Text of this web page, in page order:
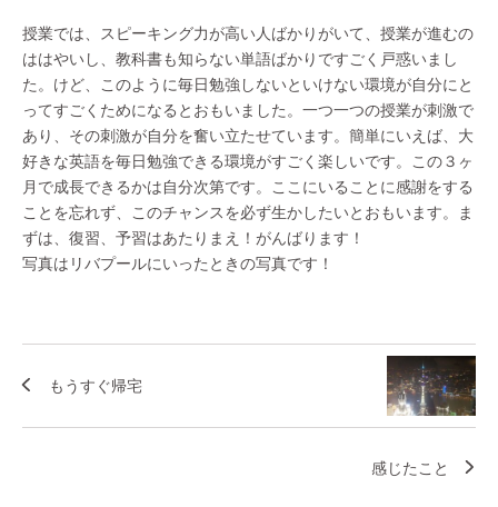
授業では、スピーキング力が高い人ばかりがいて、授業が進むの
ははやいし、教科書も知らない単語ばかりですごく戸惑いまし
た。けど、このように毎日勉強しないといけない環境が自分にと
ってすごくためになるとおもいました。一つ一つの授業が刺激で
あり、その刺激が自分を奮い立たせています。簡単にいえば、大
好きな英語を毎日勉強できる環境がすごく楽しいです。この３ヶ
月で成長できるかは自分次第です。ここにいることに感謝をする
ことを忘れず、このチャンスを必ず生かしたいとおもいます。ま
ずは、復習、予習はあたりまえ！がんばります！
写真はリバプールにいったときの写真です！
もうすぐ帰宅
感じたこと